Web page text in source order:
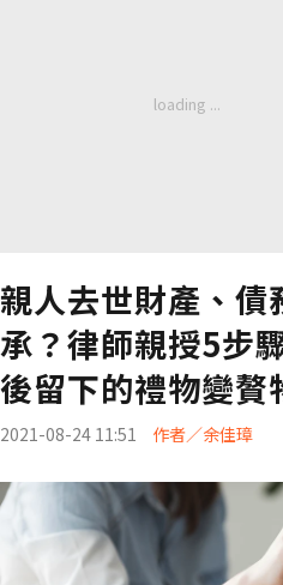
親人去世財產、債
承？律師親授5步
後留下的禮物變
2021-08-24 11:51 作者／余佳璋